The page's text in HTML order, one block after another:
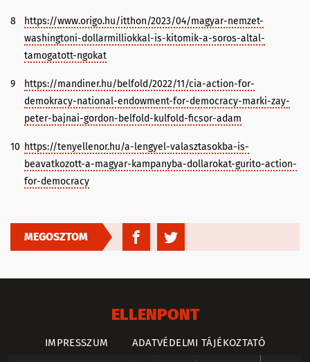
8
https://www.origo.hu/itthon/2023/04/magyar-nemzet-
washingtoni-dollarmilliokkal-is-kitomik-a-soros-altal-
tamogatott-ngokat
9
https://mandiner.hu/belfold/2022/11/cia-action-for-
demokracy-national-endowment-for-democracy-marki-zay-
peter-bajnai-gordon-belfold-kulfold-ficsor-adam
10 https://tenyellenor.hu/a-lengyel-valasztasokba-is-
beavatkozott-a-magyar-kampanyba-dollarokat-gurito-action-
for-democracy
MEGOSZTOM
ELLENPONT
IMPRESSZUM
ADATVÉDELMI TÁJÉKOZTATÓ